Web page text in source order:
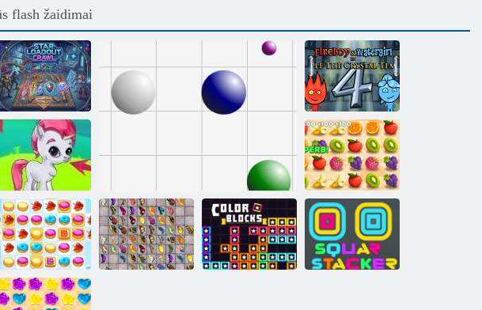
flash žaidimai
Star Loadout
Crawl
„Fireboy“ ir
„Vochergirl 4“:
„Crystal
Temple“
Burbulas Gemes
Sultingas
brūkšnys